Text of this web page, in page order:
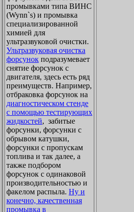
промывками типа ВИНС
(Wynn`s) и промывка
специализированной
химией для
ультразвуковой очистки.
Ультразвуковая очистка
форсунок
снятие форсунок с
двигателя, здесь есть ряд
преимуществ. Например,
отбраковка форсунок на
диагностическом стенде
с помощью тестирующих
жидкостей, забитые
форсунки, форсунки с
обрывом катушки,
форсунки с пропускам
топлива и так далее, а
также подбором
форсунок с одинаковой
производительностью и
факелом распыла. Ну и
конечно, качественная
промывка в